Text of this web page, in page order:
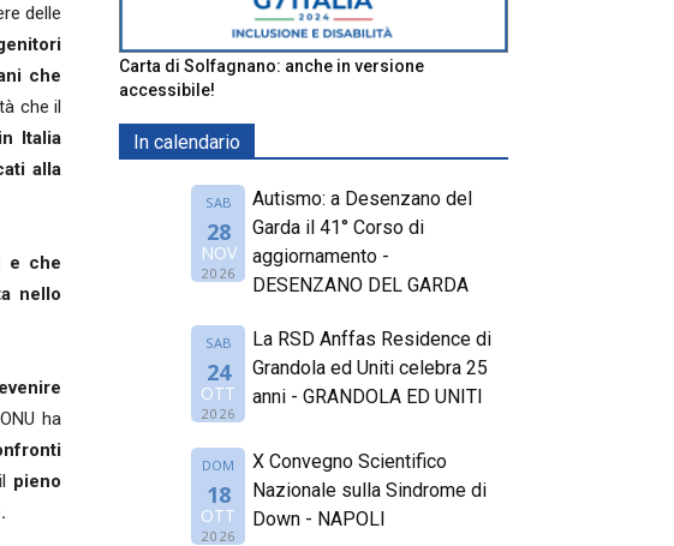
delle
che
che il
Italia
alla
e che
nello
ha
pieno
Carta di Solfagnano: anche in versione
accessibile!
In calendario
SAB
28
NOV
2026
Autismo: a Desenzano del
Garda il 41° Corso di
aggiornamento -
DESENZANO DEL GARDA
SAB
24
OTT
2026
La RSD Anffas Residence di
Grandola ed Uniti celebra 25
anni - GRANDOLA ED UNITI
DOM
18
OTT
2026
X Convegno Scientifico
Nazionale sulla Sindrome di
Down - NAPOLI